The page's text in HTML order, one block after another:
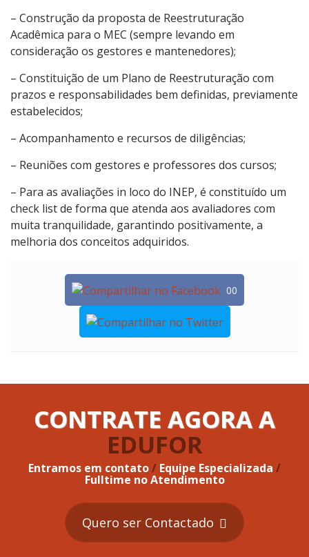
– Construção da proposta de Reestruturação
Acadêmica para o MEC (sempre levando em
consideração os gestores e mantenedores);
– Constituição de um Plano de Reestruturação com
prazos e responsabilidades bem definidas, previamente
estabelecidos;
– Acompanhamento e recursos de diligências;
– Reuniões com gestores e professores dos cursos;
– Para as avaliações in loco do INEP, é constituído um
check list de forma que atenda aos avaliadores com
muita tranquilidade, garantindo positivamente, a
melhoria dos conceitos adquiridos.
00
CONTRATE AGORA A
EDUFOR
Entramos em contato/ Equipe Especializada /
Fulltime no Atendimento
Quero ser Contactado